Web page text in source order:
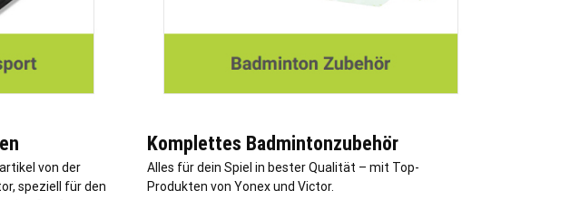
von der
speziell für den
Komplettes Badmintonzubehör
Alles für dein Spiel in bester Qualität – mit Top-
Produkten von Yonex und Victor.